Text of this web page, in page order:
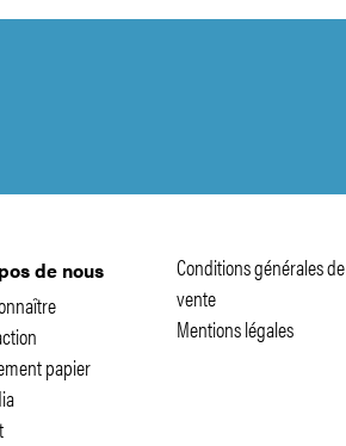
de nous
papier
Conditions générales de
vente
Mentions légales